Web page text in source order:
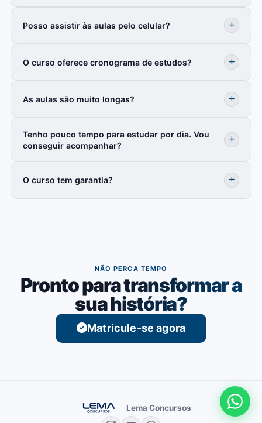
Posso assistir às aulas pelo celular?
O curso oferece cronograma de estudos?
As aulas são muito longas?
Tenho pouco tempo para estudar por dia. Vou
conseguir acompanhar?
O curso tem garantia?
NÃO PERCA TEMPO
Pronto para transformar a
sua história?
Matricule-se agora
Lema Concursos